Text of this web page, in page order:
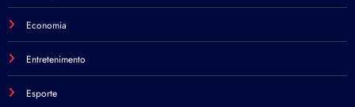
Economia
Entretenimento
Esporte